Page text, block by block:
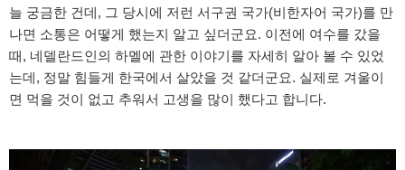
늘 궁금한 건데, 그 당시에 저런 서구권 국가(비한자어 국가)를 만
나면 소통은 어떻게 했는지 알고 싶더군요. 이전에 여수를 갔을
때, 네델란드인의 하멜에 관한 이야기를 자세히 알아 볼 수 있었
는데, 정말 힘들게 한국에서 살았을 것 같더군요. 실제로 겨울이
면 먹을 것이 없고 추워서 고생을 많이 했다고 합니다.